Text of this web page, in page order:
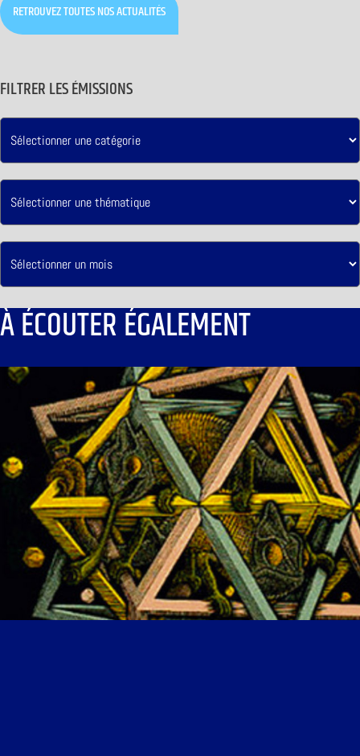
RETROUVEZ TOUTES NOS ACTUALITÉS
FILTRER LES ÉMISSIONS
À ÉCOUTER ÉGALEMENT